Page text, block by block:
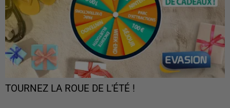
TOURNEZ LA ROUE DE L'ÉTÉ !